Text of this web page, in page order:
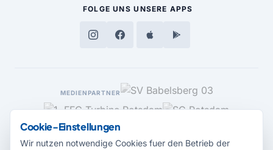
FOLGE UNS UNSERE APPS
MEDIENPARTNER
Cookie-Einstellungen
Wir nutzen notwendige Cookies fuer den Betrieb der